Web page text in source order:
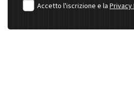
Accetto l'iscrizione e la Privacy